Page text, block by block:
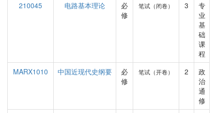
210045 电路基本理论
必
修
笔试（闭卷） 3
专
业
基
础
课
程
MARX1010
中国近现代史纲要
必
修
笔试（开卷） 2
政
治
通
修